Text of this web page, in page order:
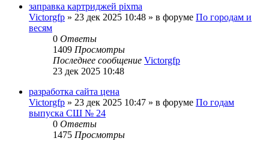
заправка картриджей pixma
Victorgfp » 23 дек 2025 10:48 » в форуме По городам и
весям
0 Ответы
1409 Просмотры
Последнее сообщение Victorgfp
23 дек 2025 10:48
разработка сайта цена
Victorgfp » 23 дек 2025 10:47 » в форуме По годам
выпуска СШ № 24
0 Ответы
1475 Просмотры